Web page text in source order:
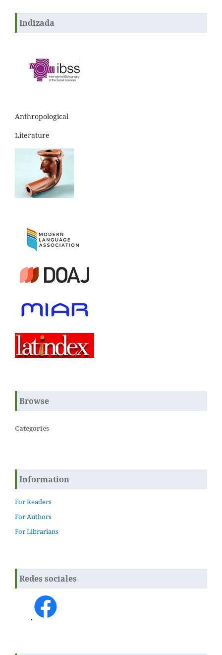
Indizada
Anthropological
Literature
Browse
Categories
Information
For Readers
For Authors
For Librarians
Redes sociales
.